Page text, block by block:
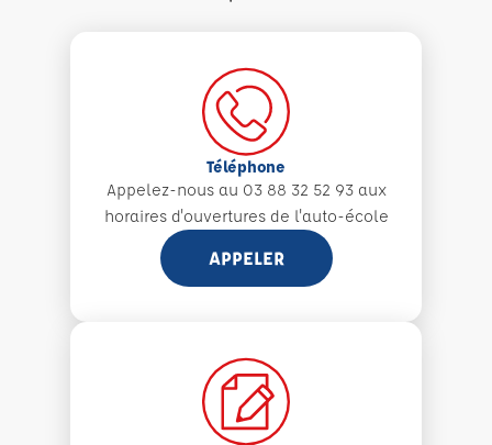
Téléphone
Appelez-nous au 03 88 32 52 93 aux
horaires d'ouvertures de l'auto-école
APPELER